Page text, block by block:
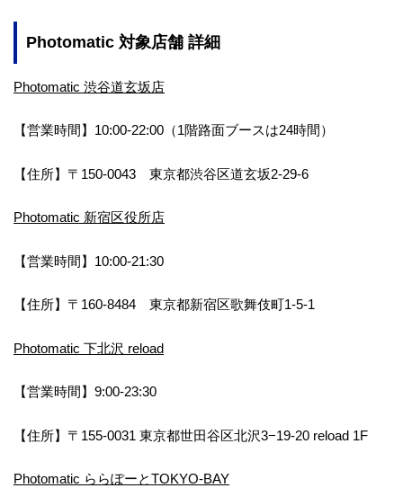
Photomatic 対象店舗 詳細
Photomatic 渋谷道玄坂店
【営業時間】10:00-22:00（1階路面ブースは24時間）
【住所】〒150-0043 東京都渋谷区道玄坂2-29-6
Photomatic 新宿区役所店
【営業時間】10:00-21:30
【住所】〒160-8484 東京都新宿区歌舞伎町1-5-1
Photomatic 下北沢 reload
【営業時間】9:00-23:30
【住所】〒155-0031 東京都世田谷区北沢3−19-20 reload 1F
Photomatic ららぽーとTOKYO-BAY